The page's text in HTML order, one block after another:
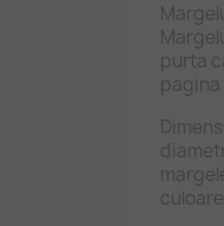
purta
culoare.